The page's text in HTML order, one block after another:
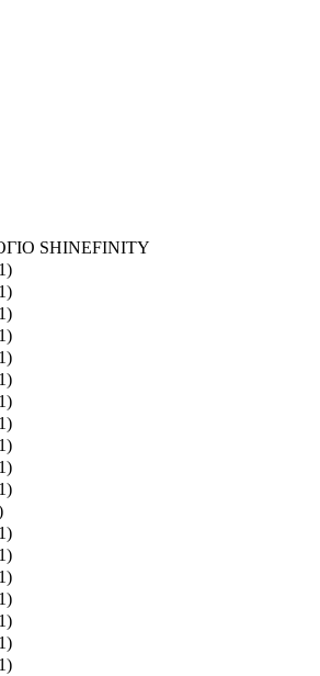
SHINEFINITY